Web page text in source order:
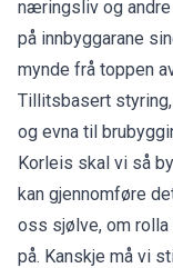
næringsliv og
på innbyggarane
mynde frå toppen
Tillitsbasert
og evna til
Korleis skal vi så
kan gjennomføre
oss sjølve, om rolla
på. Kanskje må vi